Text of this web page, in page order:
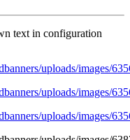
text in configuration